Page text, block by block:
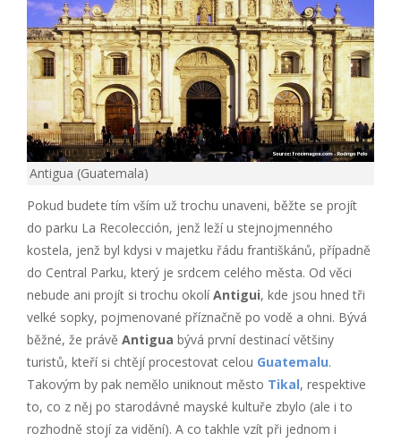
Antigua (Guatemala)
Pokud budete tím vším už trochu unaveni, běžte se projít
do parku La Recolección, jenž leží u stejnojmenného
kostela, jenž byl kdysi v majetku řádu františkánů, případně
do Central Parku, který je srdcem celého města. Od věci
nebude ani projít si trochu okolíAntigui, kde jsou hned tři
velké sopky, pojmenované příznačně po vodě a ohni. Bývá
běžné, že právě Antigua bývá první destinací většiny
turistů, kteří si chtějí procestovat celou Guatemalu.
Takovým by pak nemělo uniknout město Tikal, respektive
to, co z něj po starodávné mayské kultuře zbylo (ale i to
rozhodně stojí za vidění). A co takhle vzít při jednom i